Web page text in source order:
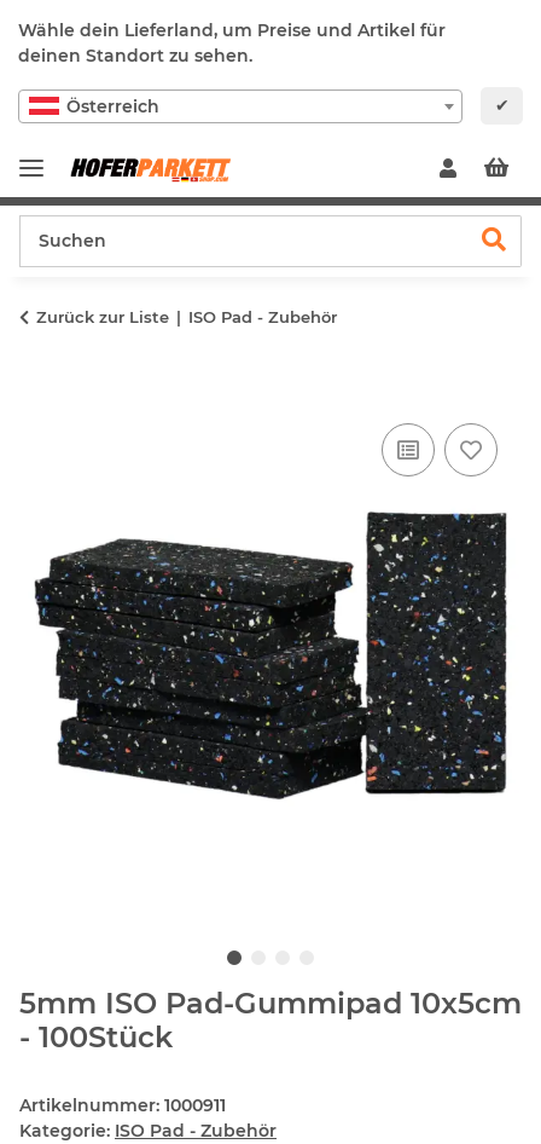
Wähle dein Lieferland, um Preise und Artikel für
deinen Standort zu sehen.
Österreich ✔
Zurück zur Liste ISO Pad - Zubehör
5mm ISO Pad-Gummipad 10x5cm
- 100Stück
Artikelnummer: 1000911
Kategorie: ISO Pad - Zubehör